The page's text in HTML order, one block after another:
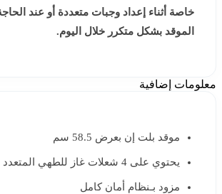
خاصة أثناء إعداد وجبات متعددة أو عند
الموقد بشكل متكرر خلال اليوم.
معلومات إضافية
موقد بلت إن بعرض 58.5 سم
يحتوي على 4 شعلات غاز للطهي المتعدد
مزود بـنظام أمان كامل